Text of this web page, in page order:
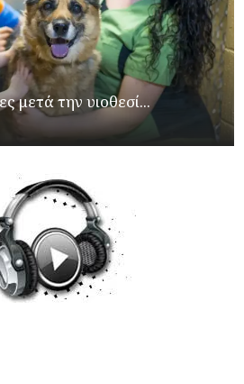
μετά την υιοθεσί...